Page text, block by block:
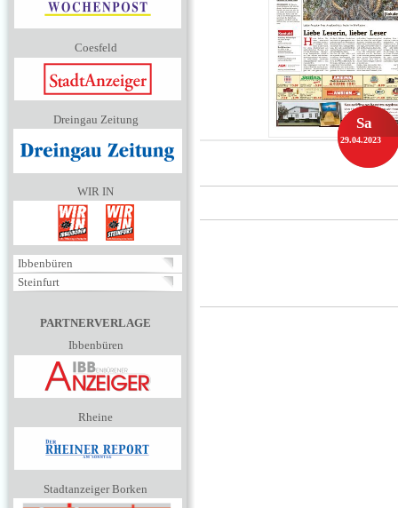
Coesfeld
Dreingau Zeitung
WIR IN
Ibbenbüren
Steinfurt
PARTNERVERLAGE
Ibbenbüren
Rheine
Stadtanzeiger Borken
Sa
29.04.2023